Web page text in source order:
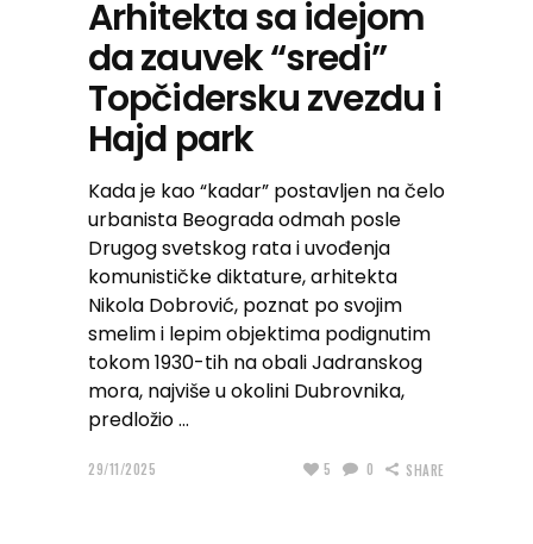
Arhitekta sa idejom
da zauvek “sredi”
Topčidersku zvezdu i
Hajd park
Kada je kao “kadar” postavljen na čelo
urbanista Beograda odmah posle
Drugog svetskog rata i uvođenja
komunističke diktature, arhitekta
Nikola Dobrović, poznat po svojim
smelim i lepim objektima podignutim
tokom 1930-tih na obali Jadranskog
mora, najviše u okolini Dubrovnika,
predložio
29/11/2025 5 0 SHARE